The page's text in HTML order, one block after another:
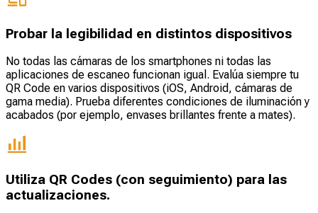
Probar la legibilidad en distintos dispositivos
No todas las cámaras de los smartphones ni todas las
aplicaciones de escaneo funcionan igual. Evalúa siempre tu
QR Code en varios dispositivos (iOS, Android, cámaras de
gama media). Prueba diferentes condiciones de iluminación y
acabados (por ejemplo, envases brillantes frente a mates).
Utiliza QR Codes (con seguimiento) para las
actualizaciones.